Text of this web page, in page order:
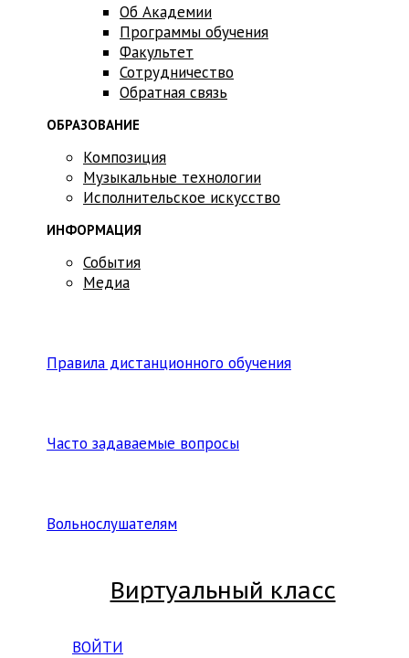
Об Академии
Программы обучения
Факультет
Сотрудничество
Обратная связь
ОБРАЗОВАНИЕ
Композиция
Музыкальные технологии
Исполнительское искусство
ИНФОРМАЦИЯ
События
Медиа
Правила дистанционного обучения
Часто задаваемые вопросы
Вольнослушателям
Виртуальный класс
ВОЙТИ